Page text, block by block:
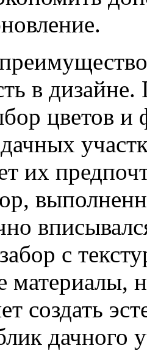
в
цветов и
их
с
материалы,
создать
дачного